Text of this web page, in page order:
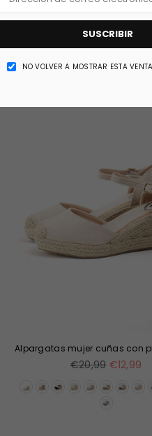
SUSCRIBIR
NO VOLVER A MOSTRAR ESTA
Alpargatas mujer cuñas con
Precio
€20,99 €12,99